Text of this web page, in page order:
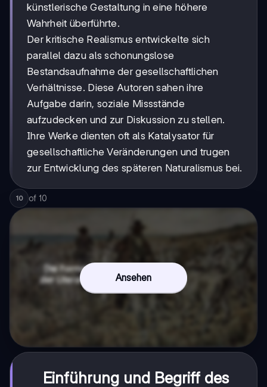
künstlerische Gestaltung in eine höhere
Wahrheit überführte.
Der kritische Realismus entwickelte sich
parallel dazu als schonungslose
Bestandsaufnahme der gesellschaftlichen
Verhältnisse. Diese Autoren sahen ihre
Aufgabe darin, soziale Missstände
aufzudecken und zur Diskussion zu stellen.
Ihre Werke dienten oft als Katalysator für
gesellschaftliche Veränderungen und trugen
zur Entwicklung des späteren Naturalismus bei.
10 of 10
Ansehen
Einführung und Begriff des